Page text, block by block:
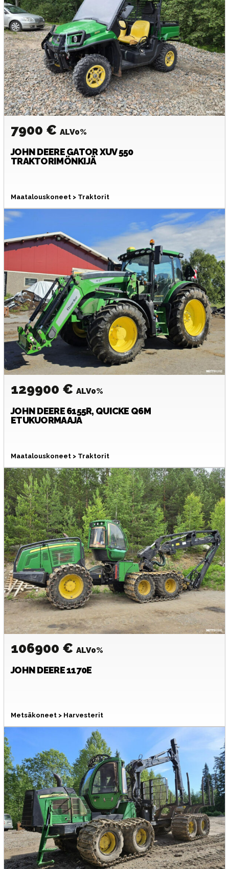
7900 € ALV0%
JOHN DEEREGATOR XUV 550
TRAKTORIMÖNKIJÄ
Maatalouskoneet > Traktorit
129900 € ALV0%
JOHN DEERE6155R, QUICKE Q6M
ETUKUORMAAJA
Maatalouskoneet > Traktorit
106900 € ALV0%
JOHN DEERE1170E
Metsäkoneet > Harvesterit